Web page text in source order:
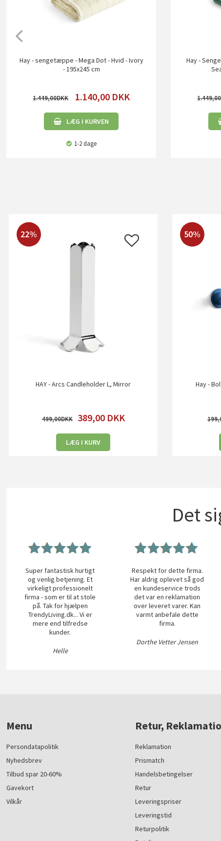
Hay - sengetæppe - Mega Dot - Hvid - Ivory
- 195x245 cm
1.449,00 1.140,00 DKK
LÆG I KURVEN
1-2 dage
Hay -
1.449,00
22%
HAY - Arcs Candleholder L, Mirror
499,00 389,00 DKK
LÆG I KURV
50%
Hay -
Det
Super fantastisk hurtigt
og venlig betjening. Et
virkeligt professionelt
firma - som er til at stole
på. Tak for hjælpen
TrendyLiving.dk... Vi er
mere end tilfredse
kunder.
Helle
Respekt for dette firma.
Har aldrig oplevet så god
en kundeservice trods
det var en reklamation
over leveret varer. Kan
varmt anbefale dette
firma.
Dorthe Vetter Jensen
Menu
Persondatapolitik
Nyhedsbrev
Tilbud spar 20-60%
Gavekort
Vilkår
Retur,
Reklamation
Prismatch
Handelsbetingelser
Retur
Leveringspriser
Leveringstid
Returpolitik